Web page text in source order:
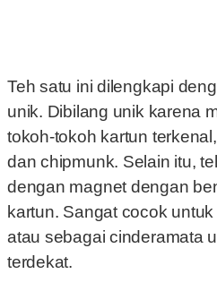
Teh satu ini dilengkapi
unik. Dibilang unik karena
tokoh-tokoh kartun
dan chipmunk. Selain itu,
dengan magnet dengan
kartun. Sangat cocok
atau sebagai cinderamata
terdekat.